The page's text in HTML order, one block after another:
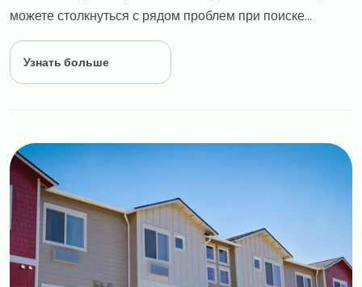
можете столкнуться с рядом проблем при поиске...
Узнать больше
Image